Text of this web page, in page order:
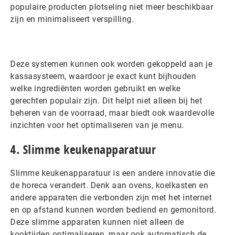
populaire producten plotseling niet meer beschikbaar
zijn en minimaliseert verspilling.
Deze systemen kunnen ook worden gekoppeld aan je
kassasysteem, waardoor je exact kunt bijhouden
welke ingrediënten worden gebruikt en welke
gerechten populair zijn. Dit helpt niet alleen bij het
beheren van de voorraad, maar biedt ook waardevolle
inzichten voor het optimaliseren van je menu.
4. Slimme keukenapparatuur
Slimme keukenapparatuur is een andere innovatie die
de horeca verandert. Denk aan ovens, koelkasten en
andere apparaten die verbonden zijn met het internet
en op afstand kunnen worden bediend en gemonitord.
Deze slimme apparaten kunnen niet alleen de